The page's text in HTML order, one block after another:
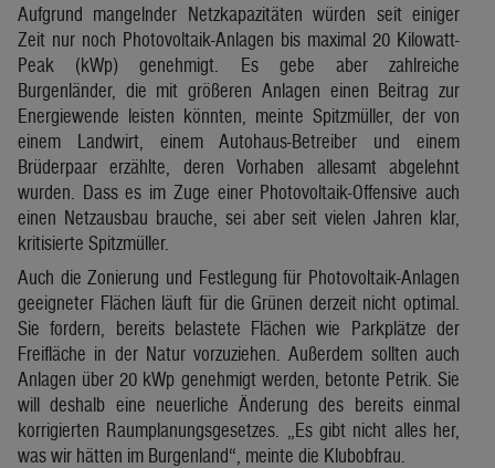
Aufgrund mangelnder Netzkapazitäten würden seit einiger
Zeit nur noch Photovoltaik-Anlagen bis maximal 20 Kilowatt-
Peak (kWp) genehmigt. Es gebe aber zahlreiche
Burgenländer, die mit größeren Anlagen einen Beitrag zur
Energiewende leisten könnten, meinte Spitzmüller, der von
einem Landwirt, einem Autohaus-Betreiber und einem
Brüderpaar erzählte, deren Vorhaben allesamt abgelehnt
wurden. Dass es im Zuge einer Photovoltaik-Offensive auch
einen Netzausbau brauche, sei aber seit vielen Jahren klar,
kritisierte Spitzmüller.
Auch die Zonierung und Festlegung für Photovoltaik-Anlagen
geeigneter Flächen läuft für die Grünen derzeit nicht optimal.
Sie fordern, bereits belastete Flächen wie Parkplätze der
Freifläche in der Natur vorzuziehen. Außerdem sollten auch
Anlagen über 20 kWp genehmigt werden, betonte Petrik. Sie
will deshalb eine neuerliche Änderung des bereits einmal
korrigierten Raumplanungsgesetzes. „Es gibt nicht alles her,
was wir hätten im Burgenland“, meinte die Klubobfrau.